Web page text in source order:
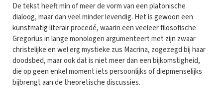
De tekst heeft min of meer de vorm van een platonische
dialoog, maar dan veel minder levendig. Het is gewoon een
kunstmatig literair procedé, waarin een veeleer filosofische
Gregorius in lange monologen argumenteert met zijn zwaar
christelijke en wel erg mystieke zus Macrina, zogezegd bij haar
doodsbed, maar ook dat is niet meer dan een bijkomstigheid,
die op geen enkel moment iets persoonlijks of diepmenselijks
bijbrengt aan de theoretische discussies.